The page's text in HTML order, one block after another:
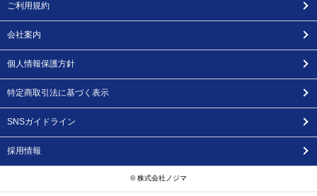
ご利用規約
会社案内
個人情報保護方針
特定商取引法に基づく表示
SNSガイドライン
採用情報
© 株式会社ノジマ